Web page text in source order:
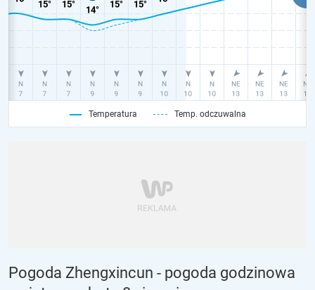
Temperatura Temp. odczuwalna
Pogoda Zhengxincun - pogoda godzinowa